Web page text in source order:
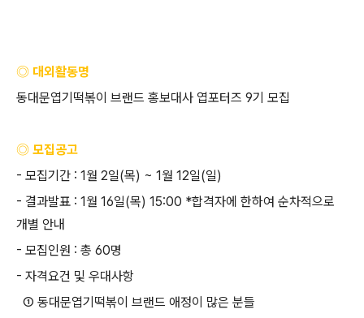
◎ 대외활동명
동대문엽기떡볶이 브랜드 홍보대사 엽포터즈 9기 모집
◎ 모집공고
- 모집기간 : 1월 2일(목) ~ 1월 12일(일)
- 결과발표 : 1월 16일(목) 15:00 *합격자에 한하여 순차적으로
개별 안내
- 모집인원 : 총 60명
- 자격요건 및 우대사항
① 동대문엽기떡볶이 브랜드 애정이 많은 분들